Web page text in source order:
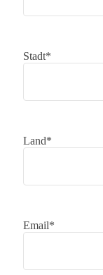
Stadt*
Land*
Email*